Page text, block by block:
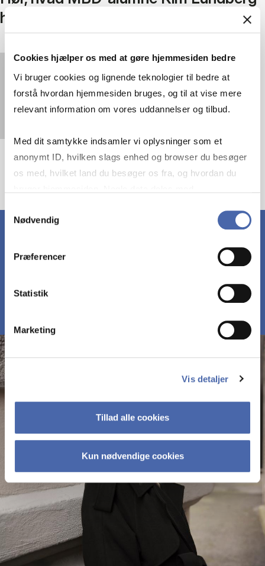
Cookies hjælper os med at gøre hjemmesiden bedre
Vi bruger cookies og lignende teknologier til bedre at
forstå hvordan hjemmesiden bruges, og til at vise mere
relevant information om vores uddannelser og tilbud.
Med dit samtykke indsamler vi oplysninger som et
anonymt ID, hvilken slags enhed og browser du besøger
os med, hvilket land du besøger os fra, og hvordan du
markedsføring. Du bestemmer selv - og kan altid trække
Samtykkevalg
Nødvendig
Præferencer
Statistik
Marketing
Vis detaljer
Tillad alle cookies
Kun nødvendige cookies
har fået ud af uddannelsen
You mustaccept statistics cookiesto view this
video.
MØD DELTAGERNE PÅ MBD